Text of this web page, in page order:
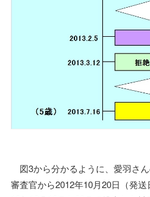
図3から分かるように、愛羽さ
審査官から2012年10月20日（発